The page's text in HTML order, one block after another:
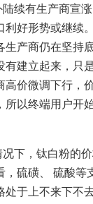
续有生产商宣
好形势或继续
生产商仍在坚持
有建立起来，只
高价微调下行，
以终端用户开
下，钛白粉的
硫磺、
硫酸等
处于上不来下不